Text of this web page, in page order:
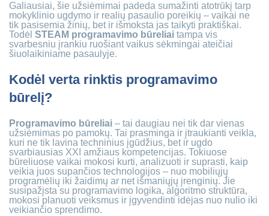
Galiausiai, šie užsiėmimai padeda sumažinti atotrūkį tarp
mokyklinio ugdymo ir realių pasaulio poreikių – vaikai ne
tik pasisemia žinių, bet ir išmoksta jas taikyti praktiškai.
Todėl STEAM programavimo būreliai tampa vis
svarbesniu įrankiu ruošiant vaikus sėkmingai ateičiai
šiuolaikiniame pasaulyje.
Kodėl verta rinktis programavimo
būrelį?
Programavimo būreliai – tai daugiau nei tik dar vienas
užsiėmimas po pamokų. Tai prasminga ir įtraukianti veikla,
kuri ne tik lavina techninius įgūdžius, bet ir ugdo
svarbiausias XXI amžiaus kompetencijas. Tokiuose
būreliuose vaikai mokosi kurti, analizuoti ir suprasti, kaip
veikia juos supančios technologijos – nuo mobiliųjų
programėlių iki žaidimų ar net išmaniųjų įrenginių. Jie
susipažįsta su programavimo logika, algoritmo struktūra,
mokosi planuoti veiksmus ir įgyvendinti idėjas nuo nulio iki
veikiančio sprendimo.